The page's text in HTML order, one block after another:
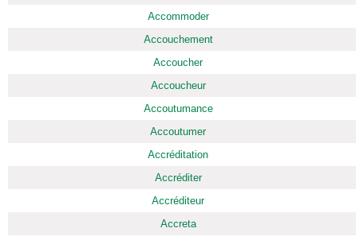
Accommoder
Accouchement
Accoucher
Accoucheur
Accoutumance
Accoutumer
Accréditation
Accréditer
Accréditeur
Accreta